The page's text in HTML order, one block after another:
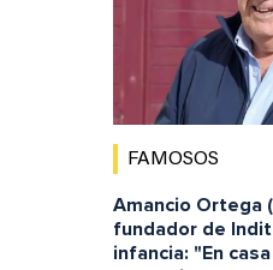
FAMOSOS
Amancio Ortega
fundador de
infancia: "En